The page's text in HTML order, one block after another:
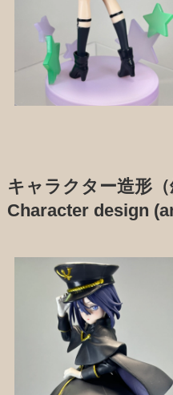
キャラクター造形（
Character design